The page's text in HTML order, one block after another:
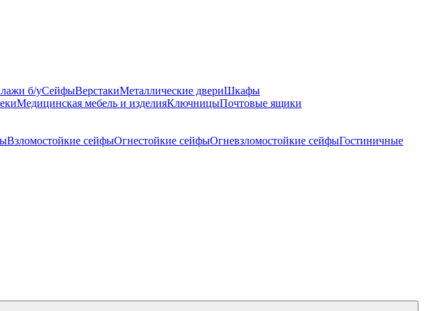
б/уСейфыВерстакиМеталлические двериШкафы
Медицинская мебель и изделияКлючницыПочтовые ящики
Взломостойкие сейфыОгнестойкие сейфыОгневзломостойкие сейфыГостиничные